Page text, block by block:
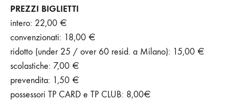
PREZZI BIGLIETTI
intero: 22,00 €
convenzionati: 18,00 €
ridotto (under 25 / over 60 resid. a Milano): 15,00 €
scolastiche: 7,00 €
prevendita: 1,50 €
possessori TP CARD e TP CLUB: 8,00€